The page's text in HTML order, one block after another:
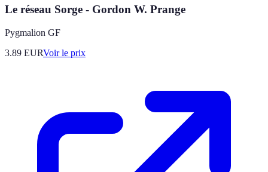
Le réseau Sorge - Gordon W. Prange
Pygmalion GF
3.89 EURVoir le prix